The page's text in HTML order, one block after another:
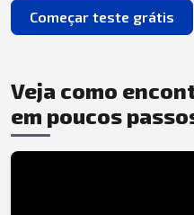
Começar teste grátis
Veja como
em poucos